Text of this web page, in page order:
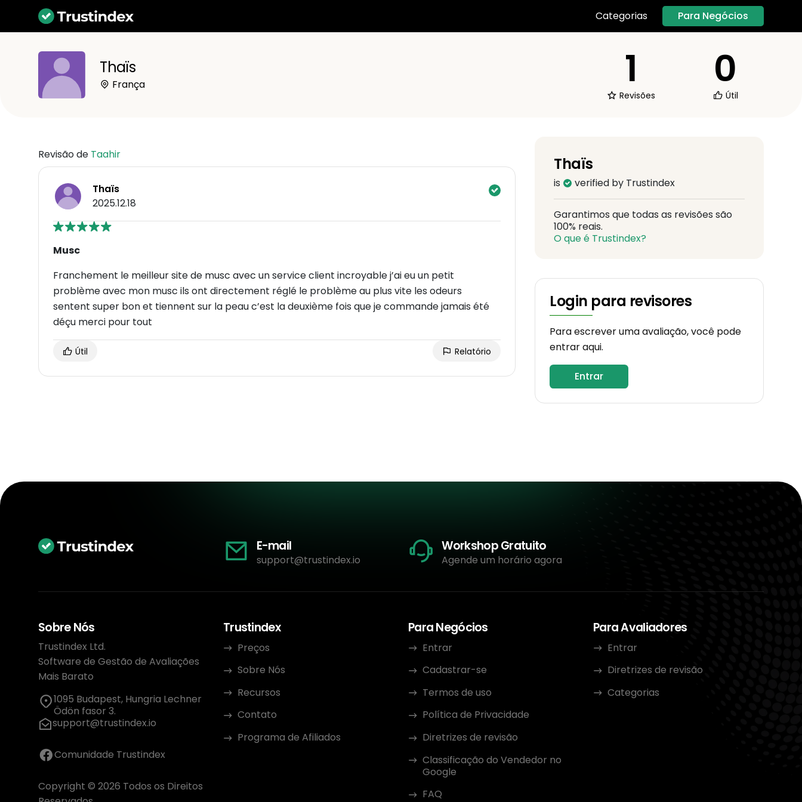
Categorias Para Negócios
Thaïs
França 1
Revisões
0
Útil
Revisão de Taahir
Thaïs
2025.12.18
Musc
Franchement le meilleur site de musc avec un service client incroyable j’ai eu un petit
problème avec mon musc ils ont directement réglé le problème au plus vite les odeurs
sentent super bon et tiennent sur la peau c’est la deuxième fois que je commande jamais été
déçu merci pour tout
Útil Relatório
Thaïs
is verified by Trustindex
Garantimos que todas as revisões são
100% reais.
O que é Trustindex?
Login para revisores
Para escrever uma avaliação, você pode
entrar aqui.
Entrar
E-mail
support@trustindex.io
Workshop Gratuito
Agende um horário agora
Sobre Nós
Trustindex Ltd.
Software de Gestão de Avaliações
Mais Barato
1095 Budapest, Hungria Lechner
Ödön fasor 3.
support@trustindex.io
Comunidade Trustindex
Copyright © 2026 Todos os Direitos
Trustindex
Preços
Sobre Nós
Recursos
Contato
Programa de Afiliados
Para Negócios
Entrar
Cadastrar-se
Termos de uso
Política de Privacidade
Diretrizes de revisão
Classificação do Vendedor no
Google
FAQ
Para Avaliadores
Entrar
Diretrizes de revisão
Categorias